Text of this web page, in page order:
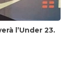
l’Under 23.